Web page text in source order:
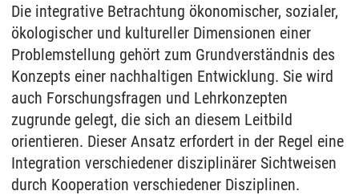
Die integrative Betrachtung ökonomischer, sozialer,
ökologischer und kultureller Dimensionen einer
Problemstellung gehört zum Grundverständnis des
Konzepts einer nachhaltigen Entwicklung. Sie wird
auch Forschungsfragen und Lehrkonzepten
zugrunde gelegt, die sich an diesem Leitbild
orientieren. Dieser Ansatz erfordert in der Regel eine
Integration verschiedener disziplinärer Sichtweisen
durch Kooperation verschiedener Disziplinen.